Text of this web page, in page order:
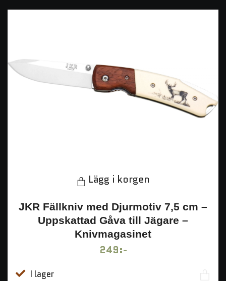
Lägg i korgen
JKR Fällkniv med Djurmotiv 7,5 cm –
Uppskattad Gåva till Jägare –
Knivmagasinet
249:-
I lager